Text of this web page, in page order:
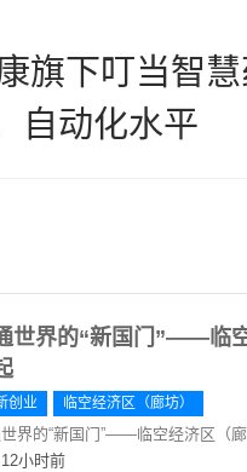
旗下叮当智
自动化水平
世界的“新国门”——临
创业 临空经济区（廊坊）
界的“新国门”——临空经济区（
12小时前